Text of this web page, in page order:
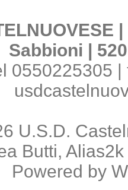
Sabbioni |
0550225305
U.S.D.
Butti, Alias2k
Powered by